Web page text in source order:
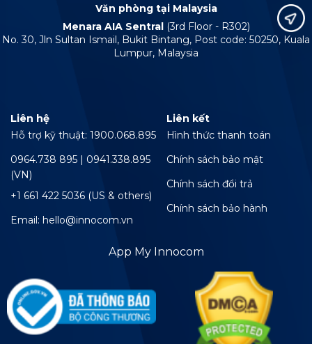
Văn phòng tại Malaysia
Menara AIA Sentral (3rd Floor - R302)
No. 30, Jln Sultan Ismail, Bukit Bintang, Post code: 50250, Kuala
Lumpur, Malaysia
Liên hệ
Hỗ trợ kỹ thuật: 1900.068.895
0964.738 895 | 0941.338.895
(VN)
+1 661 422 5036 (US & others)
Email: hello@innocom.vn
Liên kết
Hình thức thanh toán
Chính sách bảo mật
Chính sách đổi trả
Chính sách bảo hành
App My Innocom